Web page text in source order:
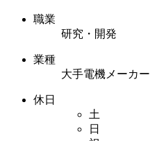
職業
研究・開発
業種
大手電機メーカー
休日
土
日